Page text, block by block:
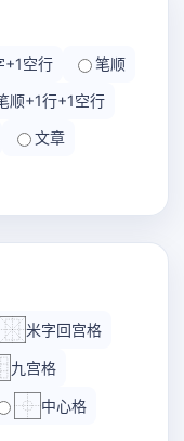
+1空行
笔顺
顺+1行+1空行
文章
米字回宫格
九宫格
中心格